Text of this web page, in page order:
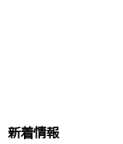
新着情報